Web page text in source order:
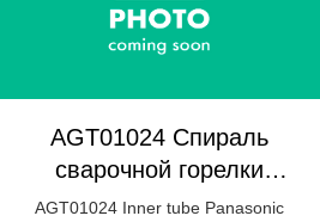
AGT01024 Спираль
сварочной горелки
Panasonic
AGT01024 Inner tube Panasonic